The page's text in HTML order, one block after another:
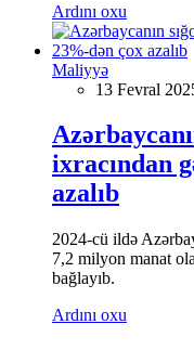
Ardını oxu
Maliyyə
13 Fevral
ixracından
azalıb
2024-cü ildə
7,2 milyon manat
bağlayıb.
Ardını oxu